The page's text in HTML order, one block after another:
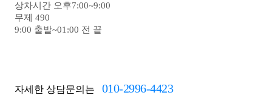
상차시간 오후7:00~9:00
무제 490
9:00 출발~01:00 전 끝
자세한 상담문의는 010-2996-4423